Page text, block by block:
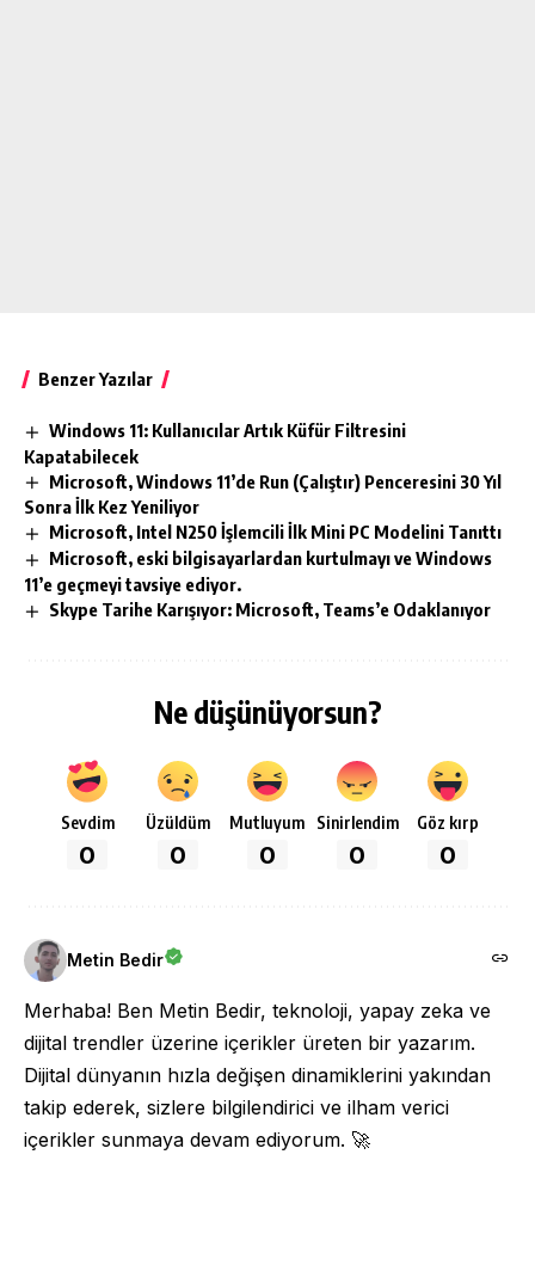
Benzer Yazılar
Windows 11: Kullanıcılar Artık Küfür Filtresini
Kapatabilecek
Microsoft, Windows 11’de Run (Çalıştır) Penceresini 30 Yıl
Sonra İlk Kez Yeniliyor
Microsoft, Intel N250 İşlemcili İlk Mini PC Modelini Tanıttı
Microsoft, eski bilgisayarlardan kurtulmayı ve Windows
11’e geçmeyi tavsiye ediyor.
Skype Tarihe Karışıyor: Microsoft, Teams’e Odaklanıyor
Ne düşünüyorsun?
Sevdim
0
Üzüldüm
0
Mutluyum
0
Sinirlendim
0
Göz kırp
0
Metin Bedir
Merhaba! Ben Metin Bedir, teknoloji, yapay zeka ve
dijital trendler üzerine içerikler üreten bir yazarım.
Dijital dünyanın hızla değişen dinamiklerini yakından
takip ederek, sizlere bilgilendirici ve ilham verici
içerikler sunmaya devam ediyorum. 🚀